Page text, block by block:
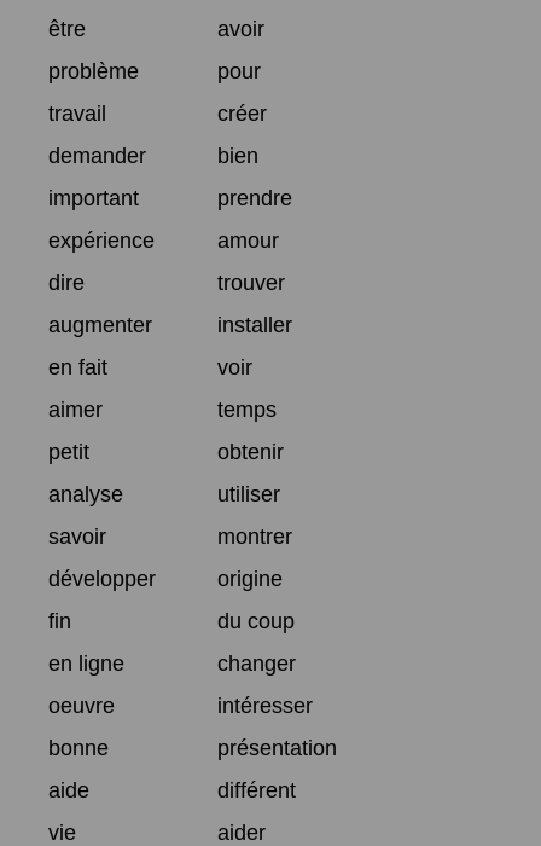
être
avoir
problème
pour
travail
créer
demander
bien
important
prendre
expérience
amour
dire
trouver
augmenter
installer
en fait
voir
aimer
temps
petit
obtenir
analyse
utiliser
savoir
montrer
développer
origine
fin
du coup
en ligne
changer
oeuvre
intéresser
bonne
présentation
aide
différent
vie
aider